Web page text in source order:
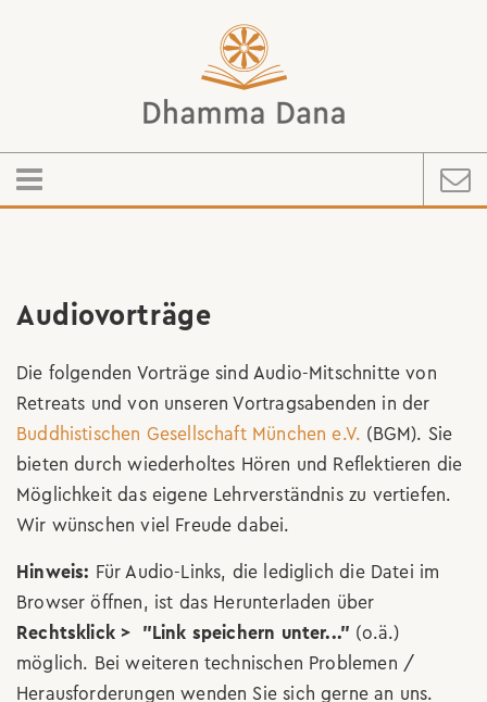
Audiovorträge
Die folgenden Vorträge sind Audio-Mitschnitte von
Retreats und von unseren Vortragsabenden in der
Buddhistischen Gesellschaft München e.V. (BGM). Sie
bieten durch wiederholtes Hören und Reflektieren die
Möglichkeit das eigene Lehrverständnis zu vertiefen.
Wir wünschen viel Freude dabei.
Hinweis: Für Audio-Links, die lediglich die Datei im
Browser öffnen, ist das Herunterladen über
Rechtsklick > "Link speichern unter..." (o.ä.)
möglich. Bei weiteren technischen Problemen /
Herausforderungen wenden Sie sich gerne an uns.